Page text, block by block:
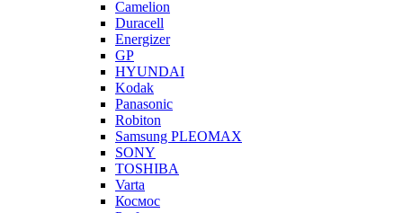
Camelion
Duracell
Energizer
GP
HYUNDAI
Kodak
Panasonic
Robiton
Samsung PLEOMAX
SONY
TOSHIBA
Varta
Космос